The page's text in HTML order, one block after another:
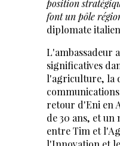
position
font un pôle
diplomate
L'ambassadeur
significatives
l'agriculture, la
retour d'Eni en
de 30 ans, et
entre Tim et